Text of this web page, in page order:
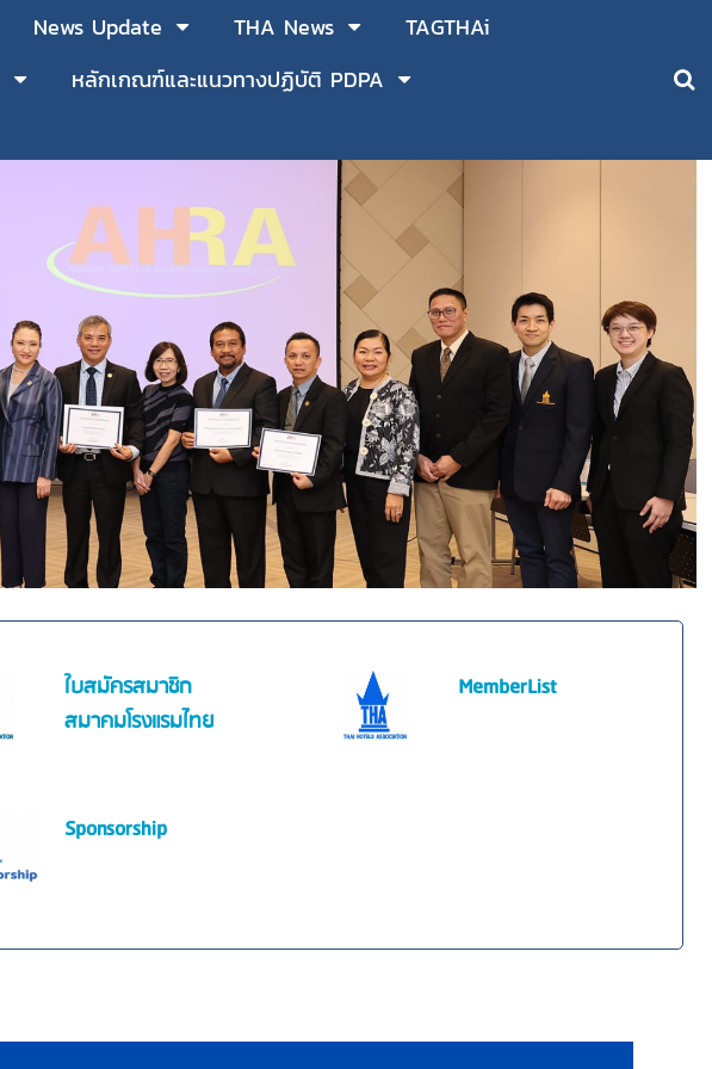
News Update THA News
TAGTHAi
หลักเกณฑ์และแนวทางปฏิบัติ PDPA
ใบสมัครสมาชิก
สมาคมโรงแรมไทย
MemberList
Sponsorship